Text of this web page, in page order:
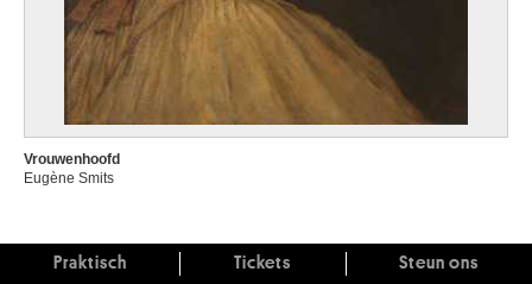
Vrouwenhoofd
Eugène Smits
Praktisch Tickets Steun ons